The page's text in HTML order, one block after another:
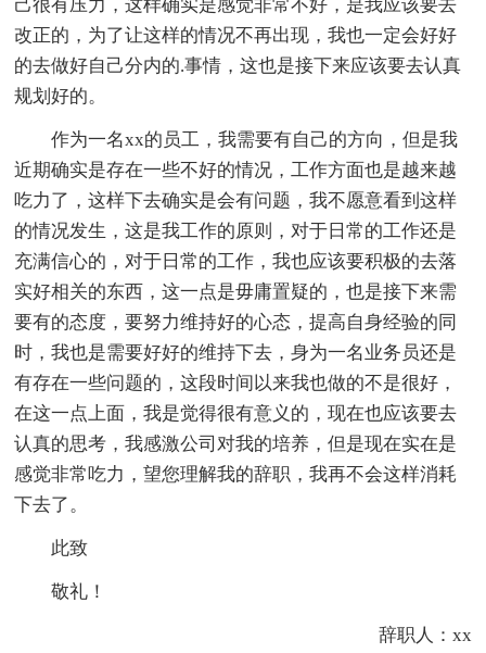
己很有压力，这样确实是感觉非常不好，是我应该要去
改正的，为了让这样的情况不再出现，我也一定会好好
的去做好自己分内的.事情，这也是接下来应该要去认真
规划好的。
作为一名xx的员工，我需要有自己的方向，但是我
近期确实是存在一些不好的情况，工作方面也是越来越
吃力了，这样下去确实是会有问题，我不愿意看到这样
的情况发生，这是我工作的原则，对于日常的工作还是
充满信心的，对于日常的工作，我也应该要积极的去落
实好相关的东西，这一点是毋庸置疑的，也是接下来需
要有的态度，要努力维持好的心态，提高自身经验的同
时，我也是需要好好的维持下去，身为一名业务员还是
有存在一些问题的，这段时间以来我也做的不是很好，
在这一点上面，我是觉得很有意义的，现在也应该要去
认真的思考，我感激公司对我的培养，但是现在实在是
感觉非常吃力，望您理解我的辞职，我再不会这样消耗
下去了。
此致
敬礼！
辞职人：xx